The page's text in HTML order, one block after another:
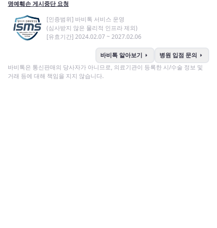
명예훼손 게시중단 요청
[인증범위] 바비톡 서비스 운영
(심사받지 않은 물리적 인프라 제외)
[유효기간] 2024.02.07 ~ 2027.02.06
바비톡 알아보기 arrow_right 병원 입점 문의 arrow_right
바비톡은 통신판매의 당사자가 아니므로, 의료기관이 등록한 시/수술 정보 및
거래 등에 대해 책임을 지지 않습니다.